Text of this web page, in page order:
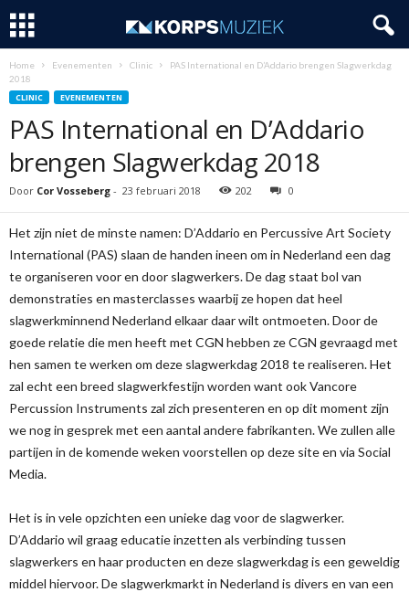
Home Evenementen Clinic
PAS International en D’Addario brengen Slagwerkdag
2018
CLINIC EVENEMENTEN
PAS International en D’Addario
brengen Slagwerkdag 2018
Door Cor Vosseberg - 23 februari 2018 202 0
Het zijn niet de minste namen: D’Addario en Percussive Art Society
International (PAS) slaan de handen ineen om in Nederland een dag
te organiseren voor en door slagwerkers. De dag staat bol van
demonstraties en masterclasses waarbij ze hopen dat heel
slagwerkminnend Nederland elkaar daar wilt ontmoeten. Door de
goede relatie die men heeft met CGN hebben ze CGN gevraagd met
hen samen te werken om deze slagwerkdag 2018 te realiseren. Het
zal echt een breed slagwerkfestijn worden want ook Vancore
Percussion Instruments zal zich presenteren en op dit moment zijn
we nog in gesprek met een aantal andere fabrikanten. We zullen alle
partijen in de komende weken voorstellen op deze site en via Social
Media.
Het is in vele opzichten een unieke dag voor de slagwerker.
D’Addario wil graag educatie inzetten als verbinding tussen
slagwerkers en haar producten en deze slagwerkdag is een geweldig
middel hiervoor. De slagwerkmarkt in Nederland is divers en van een